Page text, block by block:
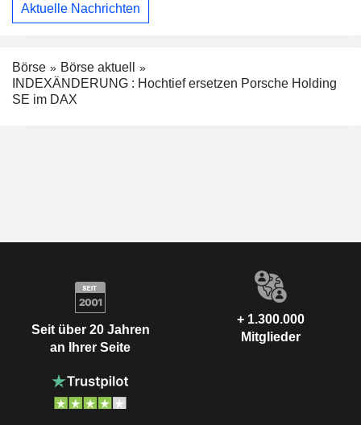
Aktuelle Nachrichten
Börse
Börse aktuell
INDEXÄNDERUNG : Hochtief ersetzen Porsche Holding
SE im DAX
Seit über 20 Jahren
an Ihrer Seite
+ 1.300.000
Mitglieder